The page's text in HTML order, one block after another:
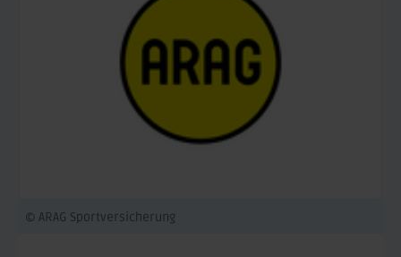
© ARAG Sportversicherung